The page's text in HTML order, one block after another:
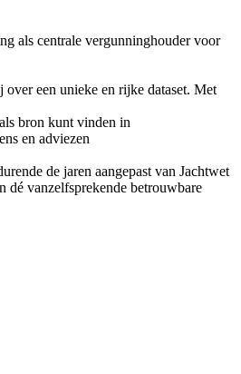
als centrale vergunninghouder voor
een unieke en rijke dataset. Met
bron kunt vinden in
en adviezen
de jaren aangepast van Jachtwet
dé vanzelfsprekende betrouwbare